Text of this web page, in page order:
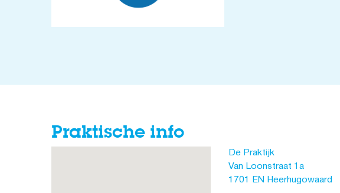
Praktische info
De Praktijk
Van Loonstraat 1a
1701 EN Heerhugowaard